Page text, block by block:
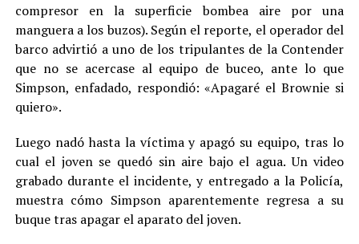
compresor en la superficie bombea aire por una
manguera a los buzos). Según el reporte, el operador del
barco advirtió a uno de los tripulantes de la Contender
que no se acercase al equipo de buceo, ante lo que
Simpson, enfadado, respondió: «Apagaré el Brownie si
quiero».
Luego nadó hasta la víctima y apagó su equipo, tras lo
cual el joven se quedó sin aire bajo el agua. Un video
grabado durante el incidente, y entregado a la Policía,
muestra cómo Simpson aparentemente regresa a su
buque tras apagar el aparato del joven.